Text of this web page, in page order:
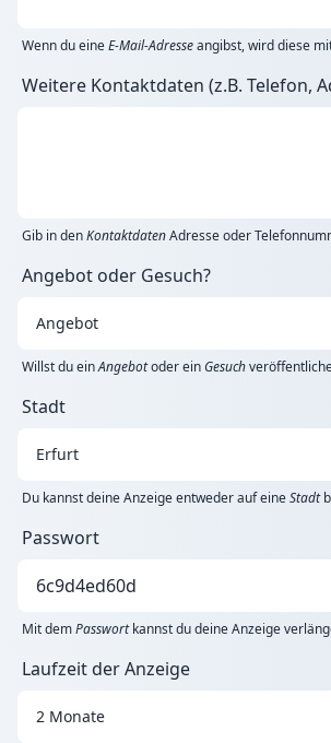
Wenn du eineE-Mail-Adresseangibst, wird diese
Weitere Kontaktdaten (z.B. Telefon,
Gib in denKontaktdatenAdresse oder
Angebot oder Gesuch?
Willst du einAngebotoder einGesuch
Stadt
Du kannst deine Anzeige entweder auf eineStadt
Passwort
Mit demPasswortkannst du deine Anzeige
Laufzeit der Anzeige